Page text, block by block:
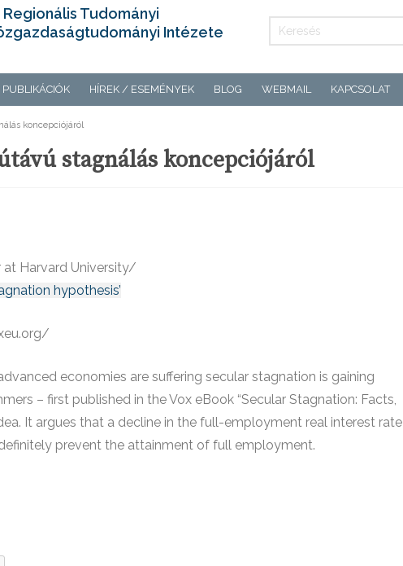
Tudományi
Intézete
PUBLIKÁCIÓK HÍREK / ESEMÉNYEK BLOG WEBMAIL KAPCSOLAT
koncepciójáról
stagnálás koncepciójáról
at Harvard University/
hypothesis’
economies are suffering secular stagnation is gaining
– first published in the Vox eBook “Secular Stagnation: Facts,
It argues that a decline in the full-employment real interest rate
prevent the attainment of full employment.